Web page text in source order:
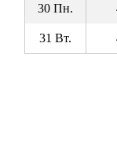
30 Пн.
31 Вт.